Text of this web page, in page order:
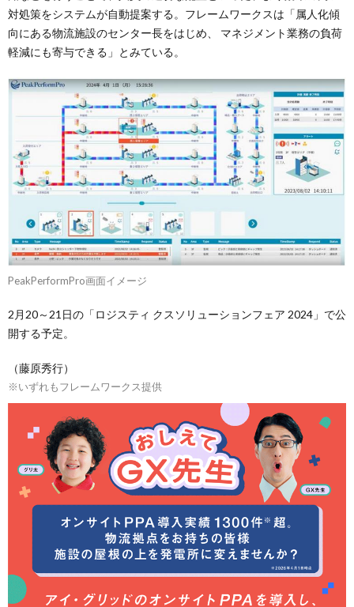
対処策をシステムが自動提案する。フレームワークスは「属人化傾
向にある物流施設のセンター長をはじめ、 マネジメント業務の負荷
軽減にも寄与できる」とみている。
PeakPerformPro画面イメージ
2月20～21日の「ロジスティ クスソリューションフェア 2024」で公
開する予定。
（藤原秀行）
※いずれもフレームワークス提供